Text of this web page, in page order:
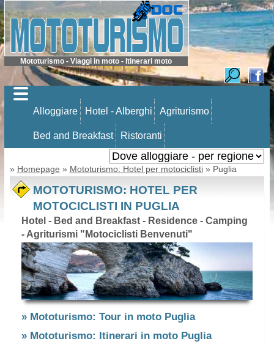
Mototurismo - Viaggi in moto - Itinerari moto
Alloggiare Hotel - Alberghi Agriturismo
Bed and Breakfast Ristoranti
» Homepage » Mototurismo: Hotel per motociclisti» Puglia
MOTOTURISMO: HOTEL PER
MOTOCICLISTI IN PUGLIA
Hotel - Bed and Breakfast - Residence - Camping
- Agriturismi "Motociclisti Benvenuti"
» Mototurismo: Tour in moto Puglia
» Mototurismo: Itinerari in moto Puglia